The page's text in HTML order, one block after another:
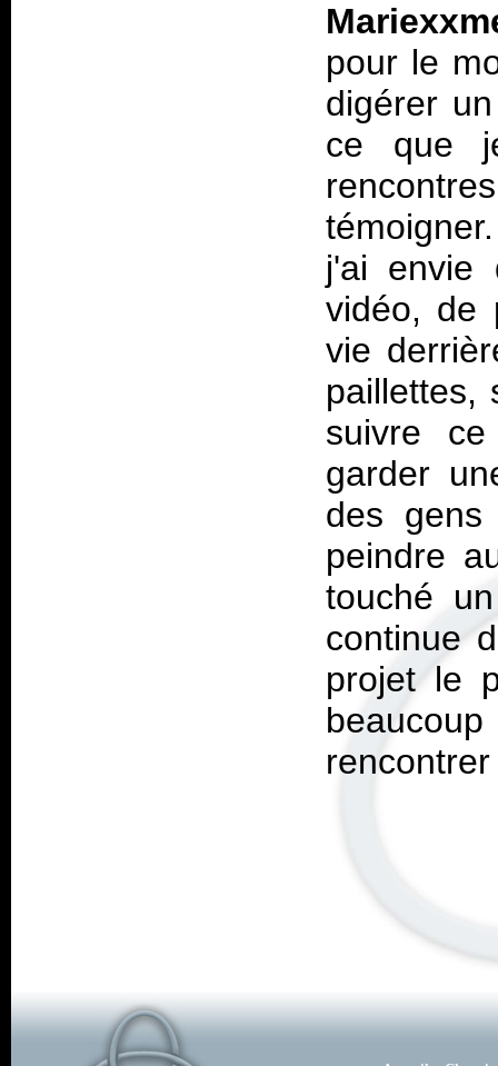
pour le
digérer
ce que
j'ai envie
vidéo, de
vie
paillettes,
suivre
garder
des gens
peindre
touché
continue
projet le